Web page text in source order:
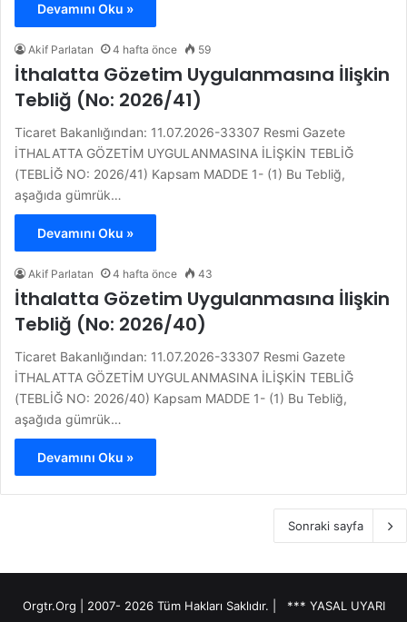
Devamını Oku »
Akif Parlatan 4 hafta önce 59
İthalatta Gözetim Uygulanmasına İlişkin
Tebliğ (No: 2026/41)
Ticaret Bakanlığından: 11.07.2026-33307 Resmi Gazete
İTHALATTA GÖZETİM UYGULANMASINA İLİŞKİN TEBLİĞ
(TEBLİĞ NO: 2026/41) Kapsam MADDE 1- (1) Bu Tebliğ,
aşağıda gümrük…
Devamını Oku »
Akif Parlatan 4 hafta önce 43
İthalatta Gözetim Uygulanmasına İlişkin
Tebliğ (No: 2026/40)
Ticaret Bakanlığından: 11.07.2026-33307 Resmi Gazete
İTHALATTA GÖZETİM UYGULANMASINA İLİŞKİN TEBLİĞ
(TEBLİĞ NO: 2026/40) Kapsam MADDE 1- (1) Bu Tebliğ,
aşağıda gümrük…
Devamını Oku »
Sonraki sayfa
Orgtr.Org | 2007- 2026 Tüm Hakları Saklıdır. | *** YASAL UYARI